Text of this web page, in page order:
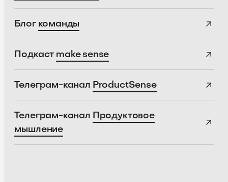
Блог команды
Подкаст make sense
Телеграм-канал ProductSense
Телеграм-канал Продуктовое
мышление